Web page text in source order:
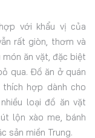
với khẩu vị của
rất giòn, thơm và
ăn vặt, đặc biệt
qua. Đồ ăn ở quán
hợp dành cho
loại đồ ăn vặt
lộn xào me, bánh
sản miền Trung.